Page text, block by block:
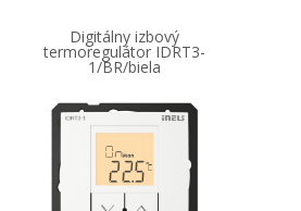
Digitálny izbový
termoregulátor IDRT3-
1/BR/biela